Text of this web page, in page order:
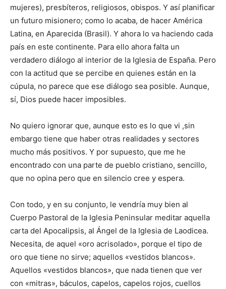
mujeres), presbíteros, religiosos, obispos. Y así planificar
un futuro misionero; como lo acaba, de hacer América
Latina, en Aparecida (Brasil). Y ahora lo va haciendo cada
país en este continente. Para ello ahora falta un
verdadero diálogo al interior de la Iglesia de España. Pero
con la actitud que se percibe en quienes están en la
cúpula, no parece que ese diálogo sea posible. Aunque,
sí, Dios puede hacer imposibles.
No quiero ignorar que, aunque esto es lo que vi ,sin
embargo tiene que haber otras realidades y sectores
mucho más positivos. Y por supuesto, que me he
encontrado con una parte de pueblo cristiano, sencillo,
que no opina pero que en silencio cree y espera.
Con todo, y en su conjunto, le vendría muy bien al
Cuerpo Pastoral de la Iglesia Peninsular meditar aquella
carta del Apocalipsis, al Ángel de la Iglesia de Laodicea.
Necesita, de aquel «oro acrisolado», porque el tipo de
oro que tiene no sirve; aquellos «vestidos blancos».
Aquellos «vestidos blancos», que nada tienen que ver
con «mitras», báculos, capelos, capelos rojos, cuellos